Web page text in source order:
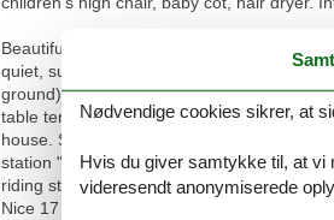
Beautiful terraced house "Nicoleine", 2
quiet, sunny, elevated position in the
ground) round (4 m diameter, depth 100
table tennis, boules, terrace (100 m2),
house. Shop 2.6 km, supermarket 2.7 km,
station "Cagnes sur Mer" 4.6 km, shingle
riding stable 5 km. Nearby attractions:
Nice 17 km. Well-known lakes can easily
Nødvendige cookies sikrer, at
Hvis du giver samtykke til, at vi
videresendt anonymiserede